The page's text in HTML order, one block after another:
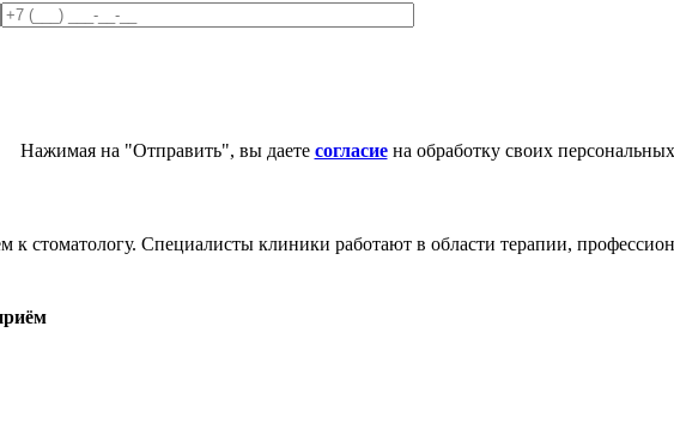
Нажимая на "Отправить", вы даете согласиена обработку своих
Специалисты клиники работают в области терапии,